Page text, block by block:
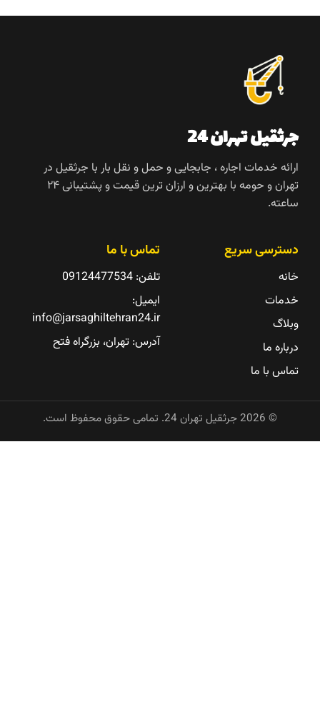
جرثقیل تهران 24
ارائه خدمات اجاره ، جابجایی و حمل و نقل بار با جرثقیل در
تهران و حومه با بهترین و ارزان ترین قیمت و پشتیبانی ۲۴
ساعته.
دسترسی سریع
خانه
خدمات
وبلاگ
درباره ما
تماس با ما
تماس با ما
تلفن: 09124477534
ایمیل:
info@jarsaghiltehran24.ir
آدرس: تهران، بزرگراه فتح
©
2026جرثقیل تهران 24. تمامی حقوق محفوظ است.